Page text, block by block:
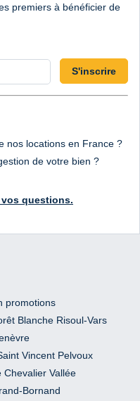
premiers à bénéficier de
S'inscrire
nos locations en France ?
de votre bien ?
questions.
promotions
Blanche Risoul-Vars
Vincent Pelvoux
Chevalier Vallée
Bornand